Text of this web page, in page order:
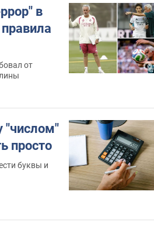
в
от
"числом"
просто
буквы и